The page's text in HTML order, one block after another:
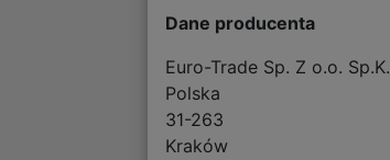
Dane producenta
Euro-Trade Sp. Z o.o. Sp.K.
Polska
31-263
Kraków